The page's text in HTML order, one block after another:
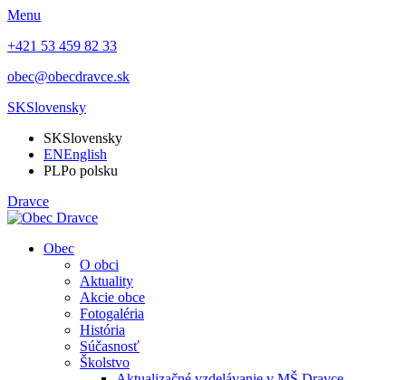
Menu
+421 53 459 82 33
obec@obecdravce.sk
SKSlovensky
SKSlovensky
ENEnglish
PLPo polsku
Dravce
Obec
O obci
Aktuality
Akcie obce
Fotogaléria
História
Súčasnosť
Školstvo